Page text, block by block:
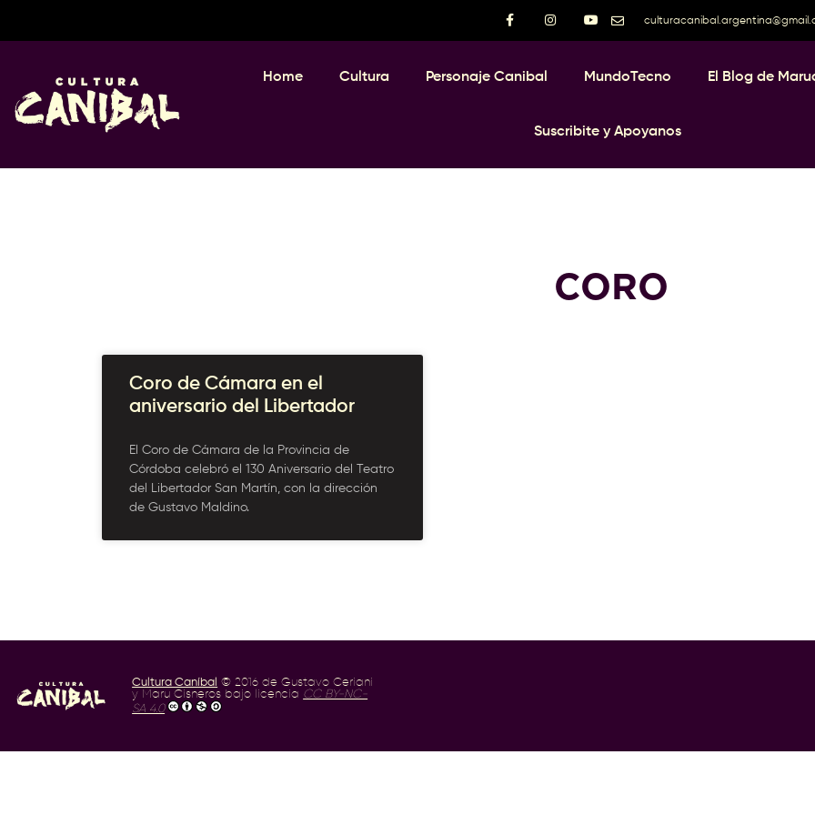
Home Cultura Personaje Canibal MundoTecno El Blog de
Suscribite y Apoyanos
CORO
Coro de Cámara en el
aniversario del Libertador
El Coro de Cámara de la Provincia de
Córdoba celebró el 130 Aniversario del Teatro
del Libertador San Martín, con la dirección
de Gustavo Maldino.
Cultura Caníbal © 2016 de Gustavo Ceriani
y Maru Cisneros bajo licencia CC BY-NC-
SA 4.0